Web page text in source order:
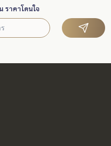
ราคาโดนใจ